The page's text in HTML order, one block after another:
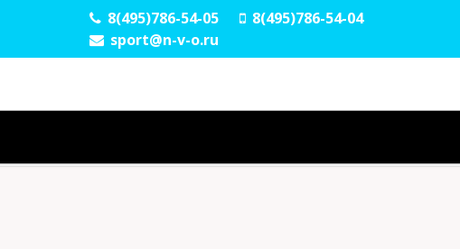
8(495)786-54-05
8(495)786-54-04
sport@n-v-o.ru